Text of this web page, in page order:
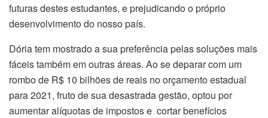
futuras destes estudantes, e prejudicando o próprio
desenvolvimento do nosso país.
Dória tem mostrado a sua preferência pelas soluções mais
fáceis também em outras áreas. Ao se deparar com um
rombo de R$ 10 bilhões de reais no orçamento estadual
para 2021, fruto de sua desastrada gestão, optou por
aumentar alíquotas de impostos e cortar benefícios